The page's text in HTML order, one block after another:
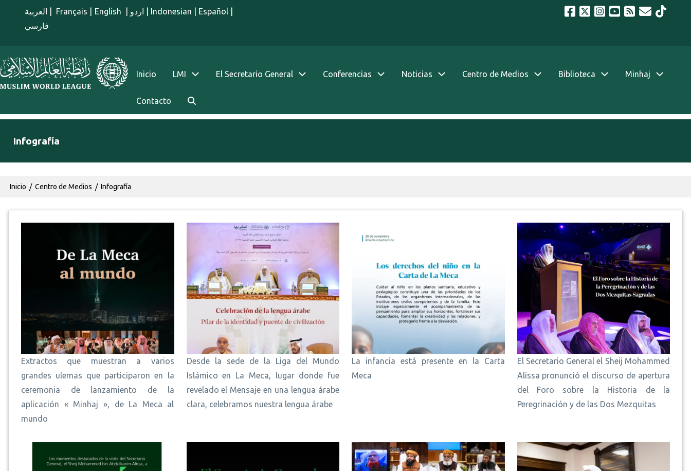
Pasar al contenido principal
العربية Français English اردو Indonesian Español
فارسي
menu spanish
Inicio LMI El Secretario General Conferencias Noticias Centro de Medios Biblioteca Minhaj
Contacto
Infografía
Ruta de navegación
Inicio Centro de Medios Infografía
Extractos que muestran a varios
grandes ulemas que participaron en la
ceremonia de lanzamiento de la
aplicación « Minhaj », de La Meca al
mundo
Desde la sede de la Liga del Mundo
Islámico en La Meca, lugar donde fue
revelado el Mensaje en una lengua árabe
clara, celebramos nuestra lengua árabe
La infancia está presente en la Carta
Meca
El Secretario General el Sheij Mohammed
Alissa pronunció el discurso de apertura
del Foro sobre la Historia de la
Peregrinación y de las Dos Mezquitas